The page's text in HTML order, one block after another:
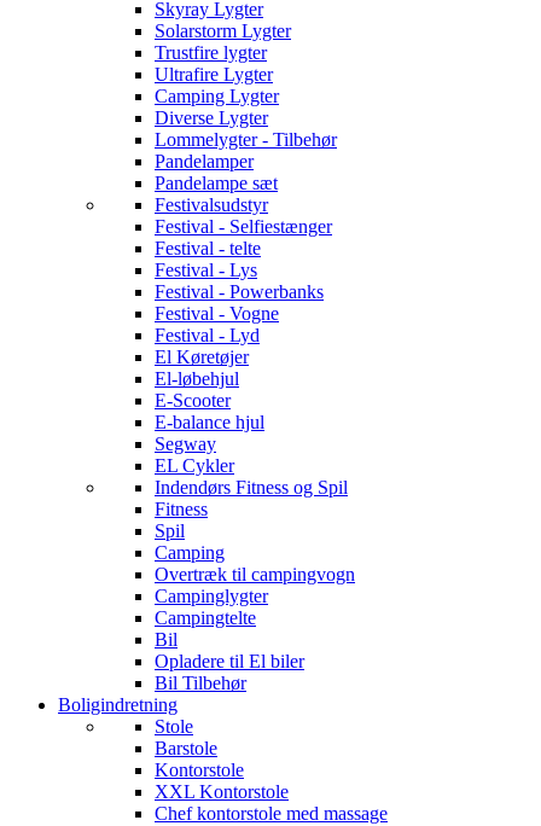
Skyray Lygter
Solarstorm Lygter
Trustfire lygter
Ultrafire Lygter
Camping Lygter
Diverse Lygter
Lommelygter - Tilbehør
Pandelamper
Pandelampe sæt
Festivalsudstyr
Festival - Selfiestænger
Festival - telte
Festival - Lys
Festival - Powerbanks
Festival - Vogne
Festival - Lyd
El Køretøjer
El-løbehjul
E-Scooter
E-balance hjul
Segway
EL Cykler
Indendørs Fitness og Spil
Fitness
Spil
Camping
Overtræk til campingvogn
Campinglygter
Campingtelte
Bil
Opladere til El biler
Bil Tilbehør
Boligindretning
Stole
Barstole
Kontorstole
XXL Kontorstole
Chef kontorstole med massage